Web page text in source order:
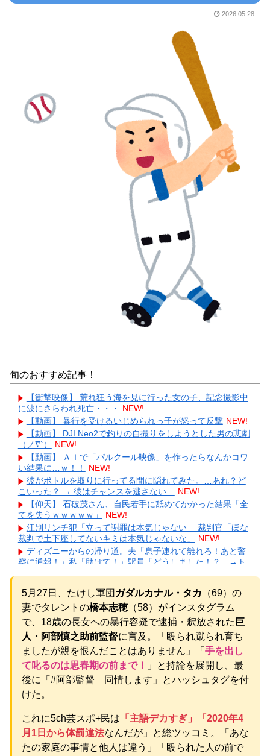
2026.05.28
旬のおすすめ記事！
【衝撃映像】 荒れ狂う海を見に行った女の子、記念撮影中
に波にさらわれ死亡・・・
NEW!
【動画】 暴行を受けるいじめられっ子が怒って反撃 NEW!
【動画】 DJI Neo2で釣りの自撮りをしようとした男の悲劇
（ノ∇`）
NEW!
【動画】 ＡＩで「パルクール映像」を作ったらなんかコワ
い結果に…ｗ！！
NEW!
彼がボトルを取りに行ってる間に隠れてみた。…あれ？ど
こいった？ → 彼はチャンスを逃さない…
NEW!
【仰天】 石破茂さん、自民若手に舐めてかかった結果「全
てを失うｗｗｗｗｗ」
NEW!
江別リンチ犯「立って謝罪は本気じゃない」 裁判官「ほな
裁判で土下座してないキミは本気じゃないな」
NEW!
ディズニーからの帰り道。夫「息子連れて離れろ！あと警
察に通報！」私「助けて！」駅員「どうしました！？」→ト
彫り師歴23年「タトゥー入れてる奴は99％バカです」「バ
カは5000円が好き」無断キャンセル、挨拶できない、金がな
い…客層をぶっちゃけ NEW!
【衝撃】昭和の大女優・小川真由美86歳死去→娘が明かす
壮絶「毒母」の素顔に絶句ｗｗｗ NEW!
【続報】上沼恵美子が三山凌輝を「浮気虫」認定→ガル民
「宮川大輔」いじりで大盛り上がりｗｗｗ
元AKB社長、22億円申告漏れ 乃木坂46運営会社の株式を
パチンコ京楽産業に譲渡【ノース・リバー】【窪田康志】
パチンコ京楽産業に譲渡【ノース・リバー】【窪田康志】
5月27日、たけし軍団 ガダルカナル・タカ （69）の
妻でタレントの橋本志穂（58）がインスタグラム
で、18歳の長女への暴行容疑で逮捕・釈放された 巨
人・阿部慎之助前監督に言及。「殴られ蹴られ育ち
ましたが親を恨んだことはありません」「 手を出し
て叱るのは思春期の前まで！
」と持論を展開し、最
後に「#阿部監督 同情します」とハッシュタグを付
けた。
これに5ch芸スポ+民は 「主語デカすぎ」「2020年4
月1日から体罰違法なんだが」と総ツッコミ。「あな
たの家庭の事情と他人は違う」「殴られた人の前で